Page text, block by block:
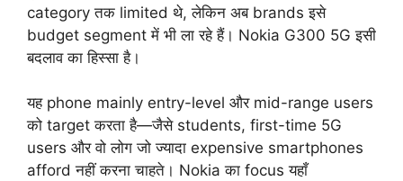
category तक limited थे, लेकिन अब brands इसे
budget segment में भी ला रहे हैं। Nokia G300 5G इसी
बदलाव का हिस्सा है।
यह phone mainly entry-level और mid-range users
को target करता है—जैसे students, first-time 5G
users और वो लोग जो ज्यादा expensive smartphones
afford नहीं करना चाहते। Nokia का focus यहाँ